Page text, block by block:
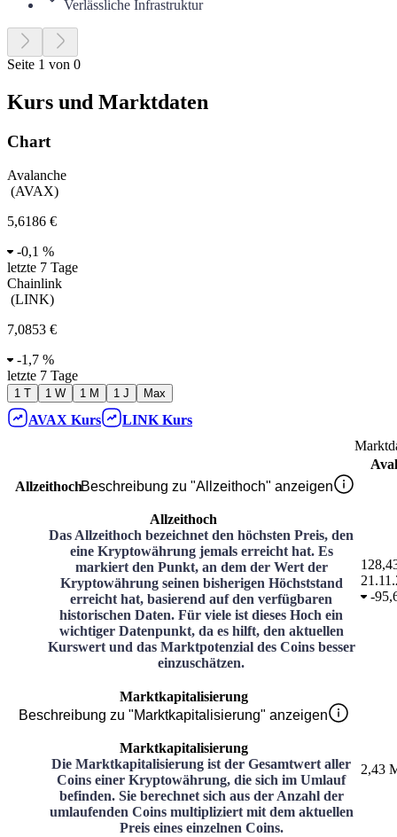
Verlässliche Infrastruktur
Seite 1 von 0
Kurs und Marktdaten
Chart
Avalanche
(AVAX)
5,6186 €
-0,1 %
letzte 7 Tage
Chainlink
(LINK)
7,0853 €
-1,7 %
letzte 7 Tage
1 T 1 W 1 M 1 J Max
AVAX Kurs LINK Kurs
AllzeithochBeschreibung zu "Allzeithoch" anzeigen
Allzeithoch
Das Allzeithoch bezeichnet den höchsten Preis, den
eine Kryptowährung jemals erreicht hat. Es
markiert den Punkt, an dem der Wert der
Kryptowährung seinen bisherigen Höchststand
erreicht hat, basierend auf den verfügbaren
historischen Daten. Für viele ist dieses Hoch ein
wichtiger Datenpunkt, da es hilft, den aktuellen
Kurswert und das Marktpotenzial des Coins besser
einzuschätzen.
-
Marktkapitalisierung
Beschreibung zu "Marktkapitalisierung" anzeigen
Marktkapitalisierung
Die Marktkapitalisierung ist der Gesamtwert aller
Coins einer Kryptowährung, die sich im Umlauf
befinden. Sie berechnet sich aus der Anzahl der
umlaufenden Coins multipliziert mit dem aktuellen
Preis eines einzelnen Coins.
2,43